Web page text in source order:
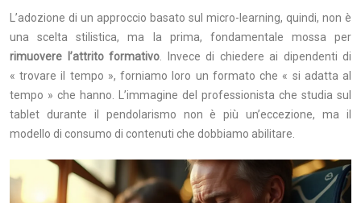
L’adozione di un approccio basato sul micro-learning, quindi, non è
una scelta stilistica, ma la prima, fondamentale mossa per
rimuovere l’attrito formativo . Invece di chiedere ai dipendenti di
« trovare il tempo », forniamo loro un formato che « si adatta al
tempo » che hanno. L’immagine del professionista che studia sul
tablet durante il pendolarismo non è più un’eccezione, ma il
modello di consumo di contenuti che dobbiamo abilitare.